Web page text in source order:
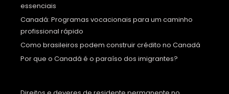
essenciais
Canadá: Programas vocacionais para um caminho
profissional rápido
Como brasileiros podem construir crédito no Canadá
Por que o Canadá é o paraíso dos imigrantes?